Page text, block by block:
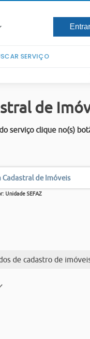
de
serviço clique no(s)
Cadastral de Imóveis
Unidade SEFAZ
de cadastro de